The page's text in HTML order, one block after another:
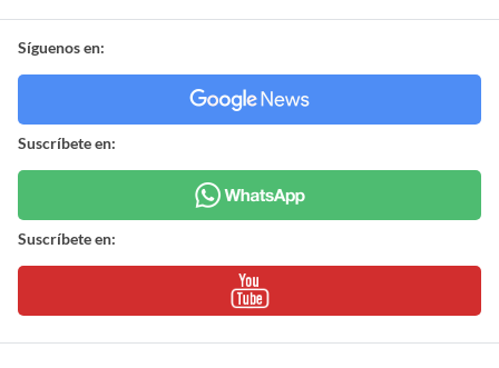
Síguenos en:
Suscríbete en:
Suscríbete en: